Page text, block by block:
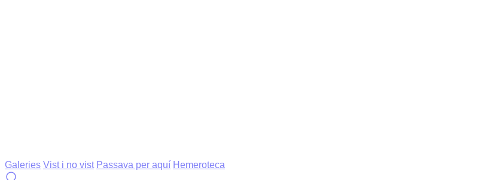
Galeries Vist i no vist Passava per aquí Hemeroteca